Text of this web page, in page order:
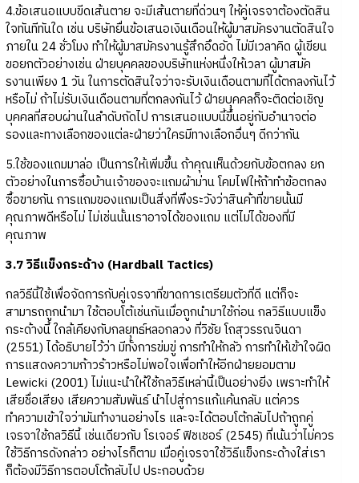
4.ข้อเสนอแบบขีดเส้นตาย จะมีเส้นตายที่ด่วนๆ ให้คู่เจรจาต้องตัดสิน
ใจทันทีทันใด เช่น บริษัทยื่นข้อเสนอเงินเดือนให้ผู้มาสมัครงานตัดสินใจ
ภายใน 24 ชั่วโมง ทำให้ผู้มาสมัครงานรู้สึกอึดอัด ไม่มีเวลาคิด ผู้เขียน
ขอยกตัวอย่างเช่น ฝ่ายบุคคลของบริษัทแห่งหนึ่งให้เวลา ผู้มาสมัค
รงานเพียง 1 วัน ในการตัดสินใจว่าจะรับเงินเดือนตามที่ได้ตกลงกันไว้
หรือไม่ ถ้าไม่รับเงินเดือนตามที่ตกลงกันไว้ ฝ่ายบุคคลก็จะติดต่อเชิญ
บุคคลที่สอบผ่านในลำดับถัดไป การเสนอแบบนี้ขึ้นอยู่กับอำนาจต่อ
รองและทางเลือกของแต่ละฝ่ายว่าใครมีทางเลือกอื่นๆ ดีกว่ากัน
5.ใช้ของแถมมาล่อ เป็นการให้เพิ่มขึ้น ถ้าคุณเห็นด้วยกับข้อตกลง ยก
ตัวอย่างในการซื้อบ้านเจ้าของจะแถมผ้าม่าน โคมไฟให้ถ้าทำข้อตกลง
ซื้อขายกัน การแถมของแถมเป็นสิ่งที่พึงระวังว่าสินค้าที่ขายนั้นมี
คุณภาพดีหรือไม่ ไม่เช่นนั้นเราอาจได้ของแถม แต่ไม่ได้ของที่มี
คุณภาพ
3.7 วิธีแข็งกระด้าง (Hardball Tactics)
กลวิธีนี้ใช้เพื่อจัดการกับคู่เจรจาที่ขาดการเตรียมตัวที่ดี แต่ก็จะ
สามารถถูกนำมา ใช้ตอบโต้เช่นกันเมื่อถูกนำมาใช้ก่อน กลวิธีแบบแข็ง
กระด้างนี้ ใกล้เคียงกับกลยุทธ์หลอกลวง ที่วิชัย โถสุวรรณจินดา
(2551) ได้อธิบายไว้ว่า มีทั้งการข่มขู่ การทำให้กลัว การทำให้เข้าใจผิด
การแสดงความก้าวร้าวหรือไม่พอใจเพื่อทำให้อีกฝ่ายยอมตาม
Lewicki (2001) ไม่แนะนำให้ใช้กลวิธีเหล่านี้เป็นอย่างยิ่ง เพราะทำให้
เสียชื่อเสียง เสียความสัมพันธ์ นำไปสู่การแก้แค้นกลับ แต่ควร
ทำความเข้าใจว่ามันทำงานอย่างไร และจะได้ตอบโต้กลับไปถ้าถูกคู่
เจรจาใช้กลวิธีนี้ เช่นเดียวกับ โรเจอร์ ฟิชเชอร์ (2545) ที่เน้นว่าไม่ควร
ใช้วิธีการดังกล่าว อย่างไรก็ตาม เมื่อคู่เจรจาใช้วิธีแข็งกระด้างใส่เรา
ก็ต้องมีวิธีการตอบโต้กลับไป ประกอบด้วย